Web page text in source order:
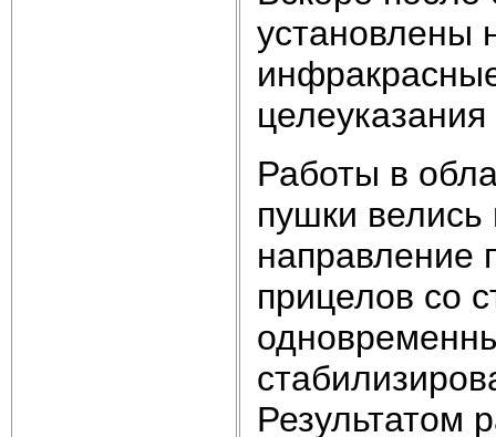
установлены
Работы в
пушки
направление
прицелов со
Результатом